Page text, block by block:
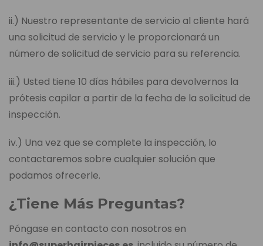
ii.) Nuestro representante de servicio al cliente hará
una solicitud de servicio y le proporcionará un
número de solicitud de servicio para su referencia.
iii.) Usted tiene 10 días hábiles para devolvernos la
prótesis capilar a partir de la fecha de la solicitud de
inspección.
iv.) Una vez que se complete la inspección, lo
contactaremos sobre cualquier solución que
podamos ofrecerle.
¿Tiene Más Preguntas?
Póngase en contacto con nosotros en